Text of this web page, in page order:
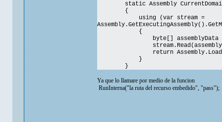
static Assembly
{
using (var stream =
{
byte[] assemblyData =
stream.Read(assemblyData,
return
}
}
Ya que lo llamare por medio de la funcion
RunInterna("la ruta del recurso embedido", "pass");